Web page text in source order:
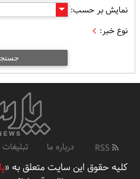
نمایش بر حسب:
نوع خبر:
درباره ما تبلیغات
کلیه حقوق این سایت متعلق به «